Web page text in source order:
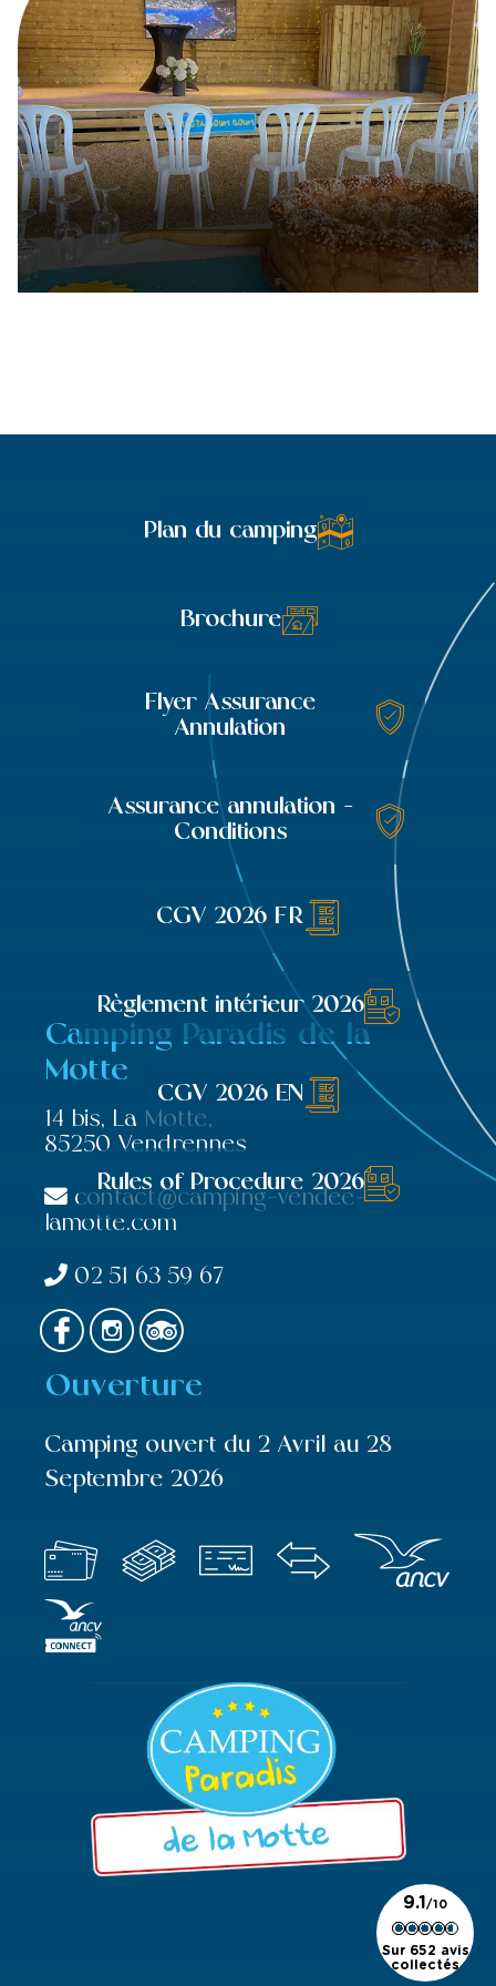
Plan du camping
Brochure
Flyer Assurance
Annulation
Assurance annulation -
Conditions
CGV 2026 FR
Règlement intérieur 2026
CGV 2026 EN
Rules of Procedure 2026
Camping Paradis de la
Motte
14 bis, La Motte,
85250 Vendrennes
contact@camping-vendee-
lamotte.com
02 51 63 59 67
Ouverture
Camping ouvert du 2 Avril au 28
Septembre 2026
9.1
Sur 652 avis
collectés